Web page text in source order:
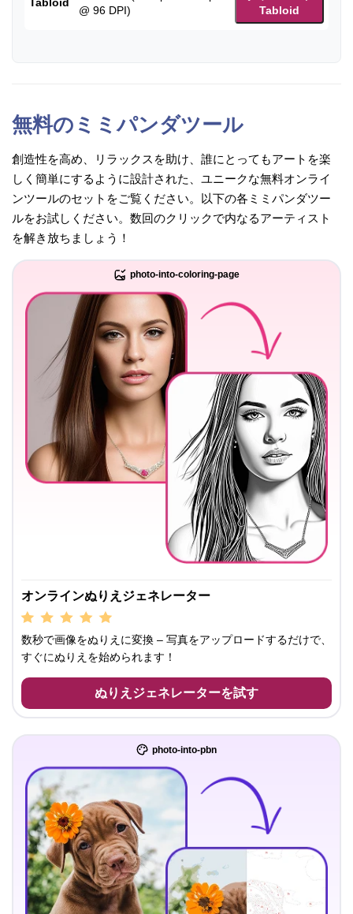
@ 96 DPI)
Tabloid
無料のミミパンダツール
創造性を高め、リラックスを助け、誰にとってもアートを楽
しく簡単にするように設計された、ユニークな無料オンライ
ンツールのセットをご覧ください。以下の各ミミパンダツー
ルをお試しください。数回のクリックで内なるアーティスト
を解き放ちましょう！
photo-into-coloring-page
オンラインぬりえジェネレーター
数秒で画像をぬりえに変換 – 写真をアップロードするだけで、
すぐにぬりえを始められます！
ぬりえジェネレーターを試す
photo-into-pbn